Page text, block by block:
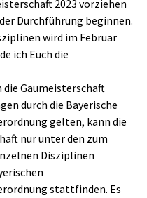
2023 vorziehen
Durchführung beginnen.
wird im Februar
ich Euch die
die Gaumeisterschaft
durch die Bayerische
gelten, kann die
nur unter den zum
Disziplinen
stattfinden. Es